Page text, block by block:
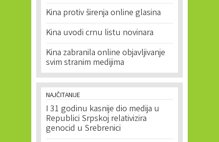
Kina protiv širenja online glasina
Kina uvodi crnu listu novinara
Kina zabranila online objavljivanje
svim stranim medijima
NAJČITANIJE
I 31 godinu kasnije dio medija u
Republici Srpskoj relativizira
genocid u Srebrenici